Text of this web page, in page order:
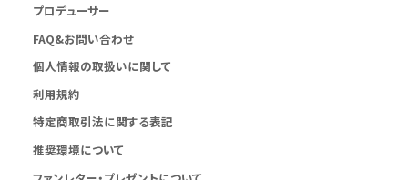
プロデューサー
FAQ&お問い合わせ
個人情報の取扱いに関して
利用規約
特定商取引法に関する表記
推奨環境について